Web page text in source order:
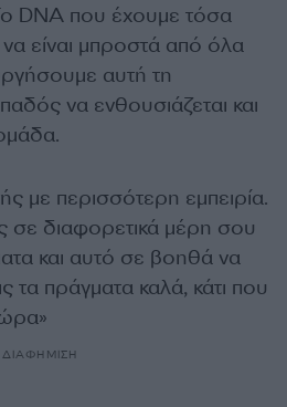
DNA που έχουμε τόσα
είναι μπροστά από όλα
αυτή τη
να ενθουσιάζεται και
με περισσότερη εμπειρία.
σε διαφορετικά μέρη σου
και αυτό σε βοηθά να
τα πράγματα καλά, κάτι που
ΔΙΑΦΗΜΙΣΗ